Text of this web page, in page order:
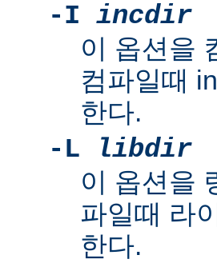
-I incdir
이 옵션을
컴파일때
한다.
-L
libdir
이 옵션을
파일때 라
한다.